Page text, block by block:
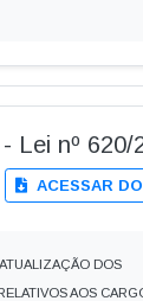
Lei nº 620/
ACESSAR
DOS
AOS